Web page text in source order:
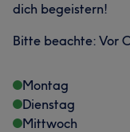
dich begeistern!
Bitte beachte: Vor
Montag
Dienstag
Mittwoch